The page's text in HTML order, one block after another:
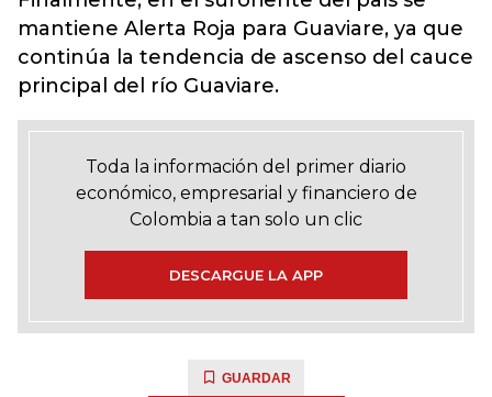
mantiene Alerta Roja para Guaviare, ya que
continúa la tendencia de ascenso del cauce
principal del río Guaviare.
Toda la información del primer diario
económico, empresarial y financiero de
Colombia a tan solo un clic
DESCARGUE LA APP
GUARDAR